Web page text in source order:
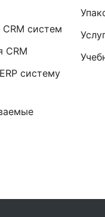
систем
CRM
систему